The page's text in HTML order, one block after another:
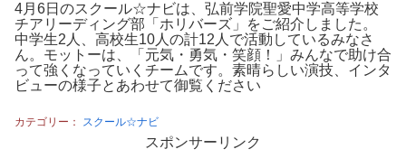
4月6日のスクール☆ナビは、弘前学院聖愛中学高等学校
チアリーディング部「ホリバーズ」をご紹介しました。
中学生2人、高校生10人の計12人で活動しているみなさ
ん。モットーは、「元気・勇気・笑顔！」みんなで助け合
って強くなっていくチームです。素晴らしい演技、インタ
ビューの様子とあわせて御覧ください
カテゴリー： スクール☆ナビ
スポンサーリンク